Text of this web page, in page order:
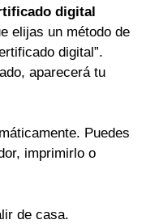
digital
elijas un método de
digital”.
aparecerá tu
Puedes
imprimirlo o
de casa.